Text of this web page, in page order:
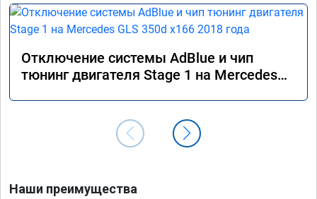
Отключение системы AdBlue и чип
тюнинг двигателя Stage 1 на Mercedes
Наши преимущества